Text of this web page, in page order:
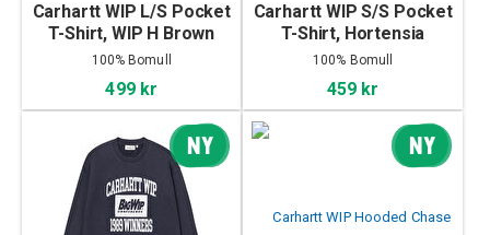
Carhartt WIP L/S Pocket
T-Shirt, WIP H Brown
100% Bomull
499 kr
Carhartt WIP S/S Pocket
T-Shirt, Hortensia
100% Bomull
459 kr
NY NY